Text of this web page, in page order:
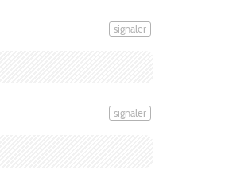
signaler
signaler